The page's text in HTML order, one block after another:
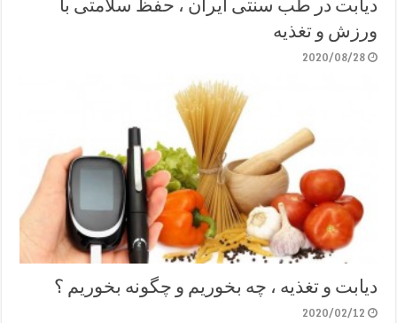
ورزش و تغذیه
2020/08/28
دیابت و تغذیه ، چه بخوریم و چگونه بخوریم ؟
2020/02/12